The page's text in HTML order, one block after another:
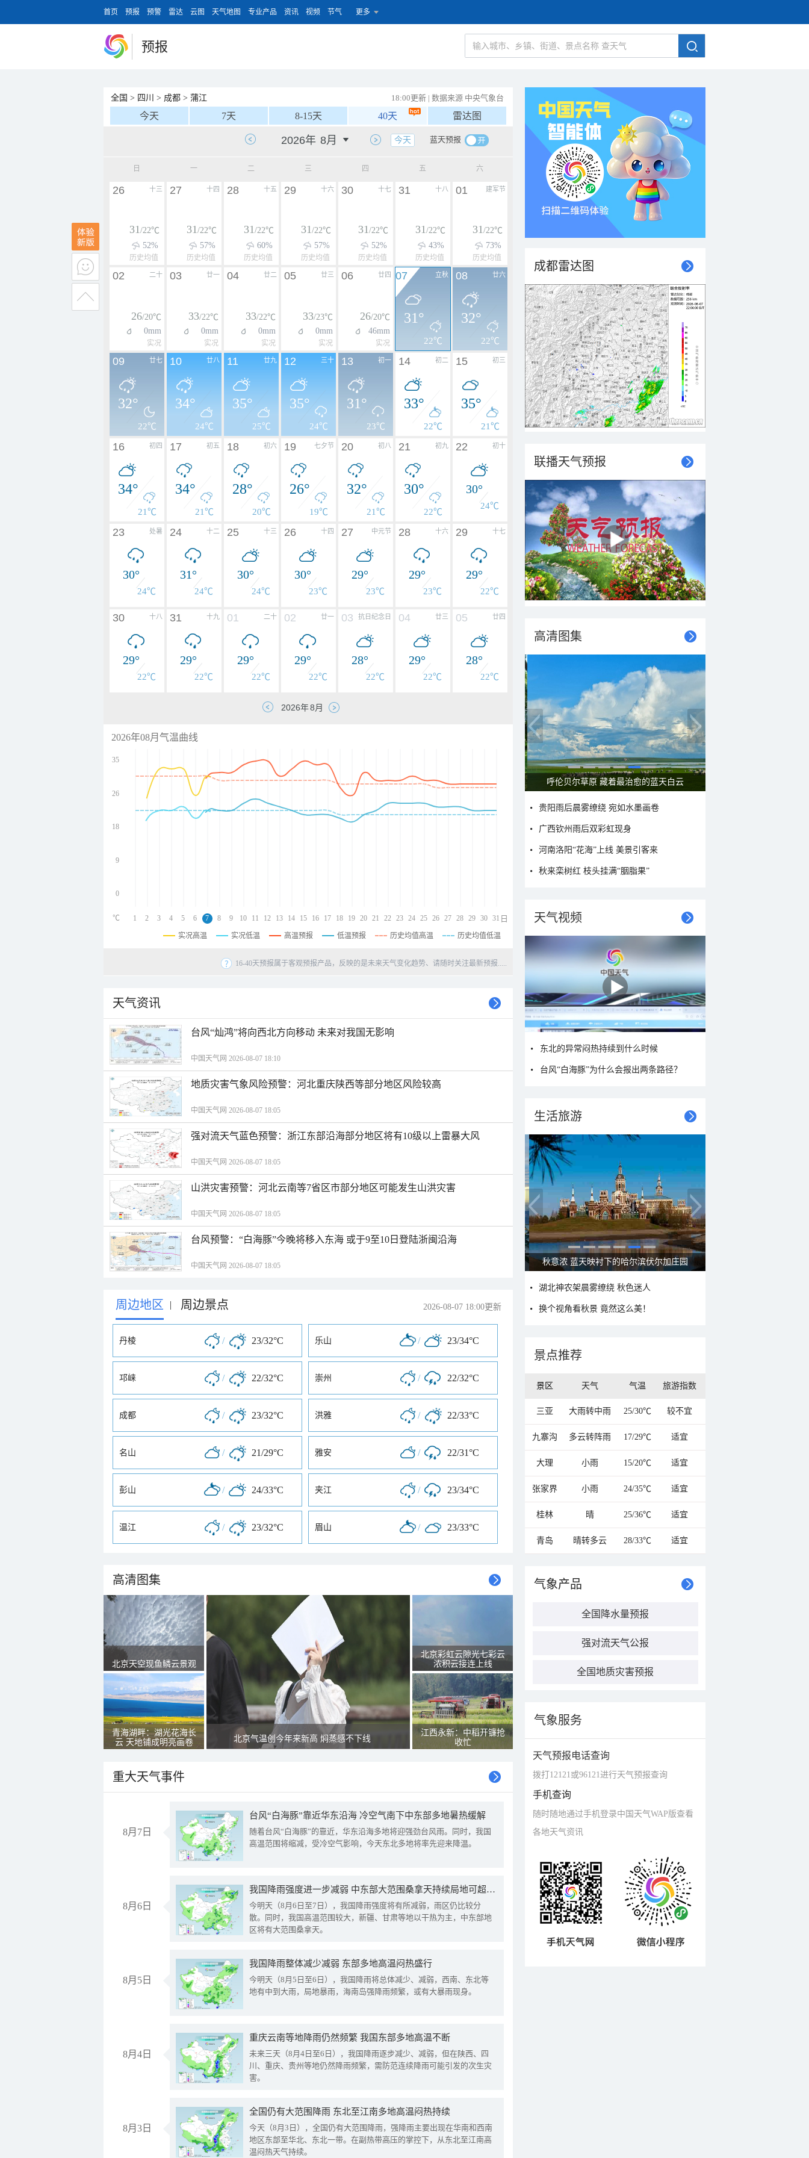
首页 预报 预警 雷达 云图 天气地图 专业产品 资讯 视频 节气 更多
预报
全国 > 四川 > 成都 > 蒲江 18:00更新 | 数据来源 中央气象台
今天 7天 8-15天 40天 雷达图
蓝天预报
今天
日 一 二 三 四 五 六
十三
26
31/22℃
52%
历史均值
十四
27
31/22℃
57%
历史均值
十五
28
31/22℃
60%
历史均值
十六
29
31/22℃
57%
历史均值
十七
30
31/22℃
52%
历史均值
十八
31
31/22℃
43%
历史均值
建军节
01
31/22℃
73%
历史均值
二十
02
26/20℃
0mm
实况
廿一
03
33/22℃
0mm
实况
廿二
04
33/22℃
0mm
实况
廿三
05
33/23℃
0mm
实况
廿四
06
26/20℃
46mm
实况
立秋
07
31°
22℃
廿六
08
32°
22℃
廿七
09
32°
22℃
廿八
10
34°
24℃
廿九
11
35°
25℃
三十
12
35°
24℃
初一
13
31°
23℃
初二
14
33°
22℃
初三
15
35°
21℃
初四
16
34°
21℃
初五
17
34°
21℃
初六
18
28°
20℃
七夕节
19
26°
19℃
初八
20
32°
21℃
初九
21
30°
22℃
初十
22
30°
24℃
处暑
23
30°
24℃
十二
24
31°
24℃
十三
25
30°
24℃
十四
26
30°
23℃
中元节
27
29°
23℃
十六
28
29°
23℃
十七
29
29°
22℃
十八
30
29°
22℃
十九
31
29°
22℃
二十
01
29°
22℃
廿一
02
29°
22℃
抗日纪念日
03
28°
22℃
廿三
04
29°
22℃
廿四
05
28°
22℃
2026年08月气温曲线
35
26
18
9
0
1 2 3 4 5 6 7 8 9 10 11 12 13 14 15 16 17 18 19 20 21 22 23 24 25 26 27 28 29 30 31
℃ 日
实况高温 实况低温 高温预报 低温预报 历史均值高温 历史均值低温
16-40天预报属于客观预报产品，反映的是未来天气变化趋势、请随时关注最新预报.....
天气资讯
台风“灿鸿”将向西北方向移动 未来对我国无影响
中国天气网 2026-08-07 18:10
地质灾害气象风险预警：河北重庆陕西等部分地区风险较高
中国天气网 2026-08-07 18:05
强对流天气蓝色预警：浙江东部沿海部分地区将有10级以上雷暴大风
中国天气网 2026-08-07 18:05
山洪灾害预警：河北云南等7省区市部分地区可能发生山洪灾害
中国天气网 2026-08-07 18:05
台风预警：“白海豚”今晚将移入东海 或于9至10日登陆浙闽沿海
中国天气网 2026-08-07 18:05
周边地区 | 周边景点 2026-08-07 18:00更新
丹棱 / 23/32°C 乐山 / 23/34°C
邛崃 / 22/32°C 崇州 / 22/32°C
成都 / 23/32°C 洪雅 / 22/33°C
名山 / 21/29°C 雅安 / 22/31°C
彭山 / 24/33°C 夹江 / 23/34°C
温江 / 23/32°C 眉山 / 23/33°C
高清图集
北京天空现鱼鳞云景观
青海湖畔：湖光花海长
云 天地铺成明亮画卷
北京气温创今年来新高 焖蒸感不下线
北京彩虹云隙光七彩云
浓积云接连上线
江西永新：中稻开镰抢
收忙
重大天气事件
8月7日
台风“白海豚”靠近华东沿海 冷空气南下中东部多地暑热缓解
随着台风“白海豚”的靠近，华东沿海多地将迎强劲台风雨。同时，我国
高温范围将缩减，受冷空气影响，今天东北多地将率先迎来降温。
8月6日
我国降雨强度进一步减弱 中东部大范围桑拿天持续局地可超38℃
今明天（8月6日至7日），我国降雨强度将有所减弱，雨区仍比较分
散。同时，我国高温范围较大，新疆、甘肃等地以干热为主，中东部地
区将有大范围桑拿天。
8月5日
我国降雨整体减少减弱 东部多地高温闷热盛行
今明天（8月5日至6日），我国降雨将总体减少、减弱，西南、东北等
地有中到大雨，局地暴雨，海南岛强降雨频繁，或有大暴雨现身。
8月4日
重庆云南等地降雨仍然频繁 我国东部多地高温不断
未来三天（8月4日至6日），我国降雨逐步减少、减弱，但在陕西、四
川、重庆、贵州等地仍然降雨频繁，需防范连续降雨可能引发的次生灾
害。
8月3日
全国仍有大范围降雨 东北至江南多地高温闷热持续
今天（8月3日），全国仍有大范围降雨，强降雨主要出现在华南和西南
地区东部至华北、东北一带。在副热带高压的掌控下，从东北至江南高
温闷热天气持续。
成都雷达图
联播天气预报
高清图集
呼伦贝尔草原 藏着最治愈的蓝天白云
贵阳雨后晨雾缭绕 宛如水墨画卷
广西钦州雨后双彩虹现身
河南洛阳“花海”上线 美景引客来
秋来栾树红 枝头挂满“胭脂果”
天气视频
东北的异常闷热持续到什么时候
台风“白海豚”为什么会报出两条路径？
生活旅游
秋意浓 蓝天映衬下的哈尔滨伏尔加庄园
湖北神农架晨雾缭绕 秋色迷人
换个视角看秋景 竟然这么美！
景点推荐
景区 天气 气温 旅游指数
三亚 大雨转中雨 25/30℃ 较不宜
九寨沟 多云转阵雨 17/29℃ 适宜
大理 小雨 15/20℃ 适宜
张家界 小雨 24/35℃ 适宜
桂林 晴 25/36℃ 适宜
青岛 晴转多云 28/33℃ 适宜
气象产品
全国降水量预报
强对流天气公报
全国地质灾害预报
气象服务
天气预报电话查询
拨打12121或96121进行天气预报查询
手机查询
随时随地通过手机登录中国天气WAP版查看
各地天气资讯